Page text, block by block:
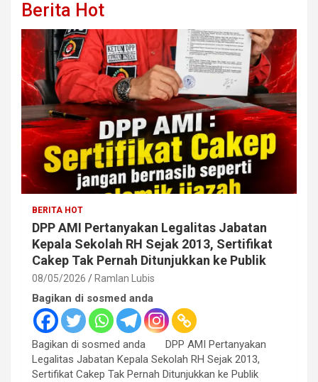
Berita Hot
BERITA HOT
DPP AMI Pertanyakan Legalitas Jabatan
Kepala Sekolah RH Sejak 2013, Sertifikat
Cakep Tak Pernah Ditunjukkan ke Publik
08/05/2026 Ramlan Lubis
Bagikan di sosmed anda
Bagikan di sosmed anda DPP AMI Pertanyakan
Legalitas Jabatan Kepala Sekolah RH Sejak 2013,
Sertifikat Cakep Tak Pernah Ditunjukkan ke Publik